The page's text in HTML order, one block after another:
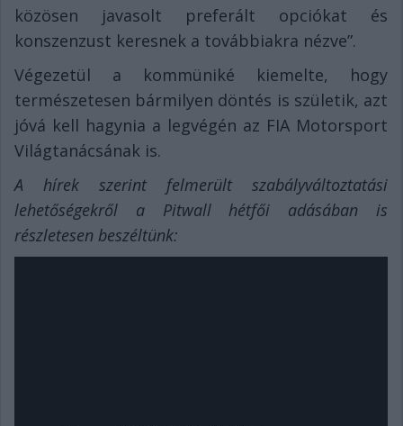
közösen javasolt preferált opciókat és
konszenzust keresnek a továbbiakra nézve”.
Végezetül a kommüniké kiemelte, hogy
természetesen bármilyen döntés is születik, azt
jóvá kell hagynia a legvégén az FIA Motorsport
Világtanácsának is.
A hírek szerint felmerült szabályváltoztatási
lehetőségekről a Pitwall hétfői adásában is
részletesen beszéltünk: